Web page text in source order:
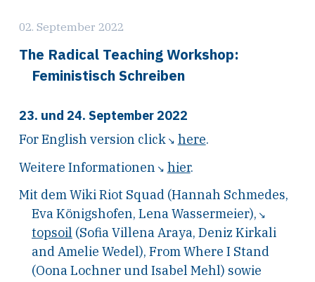
02. September 2022
The Radical Teaching Workshop:
Feministisch Schreiben
23. und 24. September 2022
For English version click
here.
Weitere Informationen
hier.
Mit dem Wiki Riot Squad (Hannah Schmedes,
Eva Königshofen, Lena Wassermeier),
topsoil (Sofia Villena Araya, Deniz Kirkali
and Amelie Wedel), From Where I Stand
(Oona Lochner und Isabel Mehl) sowie